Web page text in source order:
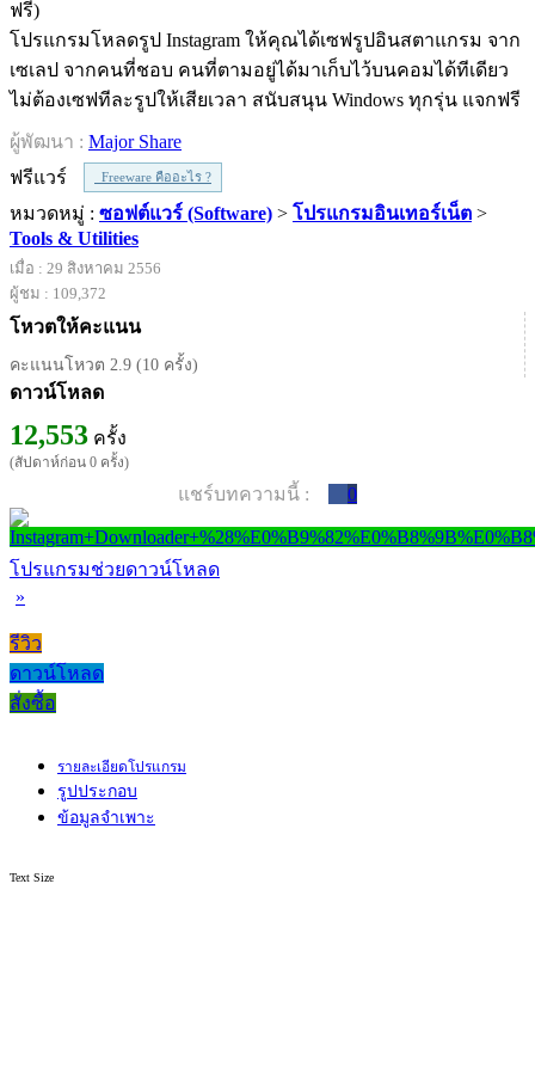
โปรแกรมโหลดรูป Instagram ให้คุณได้เซฟรูปอินสตาแกรม จาก
เซเลป จากคนที่ชอบ คนที่ตามอยู่ได้มาเก็บไว้บนคอมได้ทีเดียว
ไม่ต้องเซฟทีละรูปให้เสียเวลา สนับสนุน Windows ทุกรุ่น แจกฟรี
ผู้พัฒนา : Major Share
ฟรีแวร์
Freeware คืออะไร ?
หมวดหมู่ : ซอฟต์แวร์ (Software) > โปรแกรมอินเทอร์เน็ต >
Tools & Utilities
เมื่อ : 29 สิงหาคม 2556
ผู้ชม : 109,372
โหวตให้คะแนน
คะแนนโหวต 2.9 (10 ครั้ง)
ดาวน์โหลด
12,553 ครั้ง
(สัปดาห์ก่อน 0 ครั้ง)
แชร์บทความนี้ : 0
โปรแกรมช่วยดาวน์โหลด
»
รีวิว
ดาวน์โหลด
สั่งซื้อ
รายละเอียดโปรแกรม
รูปประกอบ
ข้อมูลจำเพาะ
Text Size